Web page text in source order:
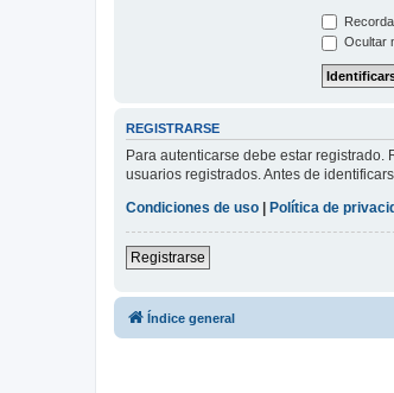
Ocultar
REGISTRARSE
Para autenticarse debe estar
usuarios registrados. Antes de
Condiciones de uso
Política de
Registrarse
Índice general